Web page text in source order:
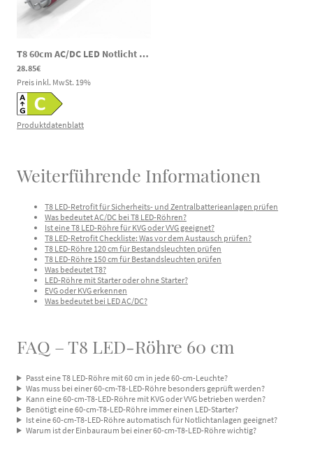
T8 60cm AC/DC LED Notlicht Röhre 60cm 6/9/12W 3000/4000/6000K 120-300V DC 85-265V AC
28.85€
Preis inkl. MwSt. 19%
Produktdatenblatt
Weiterführende Informationen
T8 LED-Retrofit für Sicherheits- und Zentralbatterieanlagen prüfen
Was bedeutet AC/DC bei T8 LED-Röhren?
Ist eine T8 LED-Röhre für KVG oder VVG geeignet?
T8 LED-Retrofit Checkliste: Was vor dem Austausch prüfen?
T8 LED-Röhre 120 cm für Bestandsleuchten prüfen
T8 LED-Röhre 150 cm für Bestandsleuchten prüfen
Was bedeutet T8?
LED-Röhre mit Starter oder ohne Starter?
EVG oder KVG erkennen
Was bedeutet bei LED AC/DC?
FAQ – T8 LED-Röhre 60 cm
Passt eine T8 LED-Röhre mit 60 cm in jede 60-cm-Leuchte?
Was muss bei einer 60-cm-T8-LED-Röhre besonders geprüft werden?
Kann eine 60-cm-T8-LED-Röhre mit KVG oder VVG betrieben werden?
Benötigt eine 60-cm-T8-LED-Röhre immer einen LED-Starter?
Ist eine 60-cm-T8-LED-Röhre automatisch für Notlichtanlagen geeignet?
Warum ist der Einbauraum bei einer 60-cm-T8-LED-Röhre wichtig?